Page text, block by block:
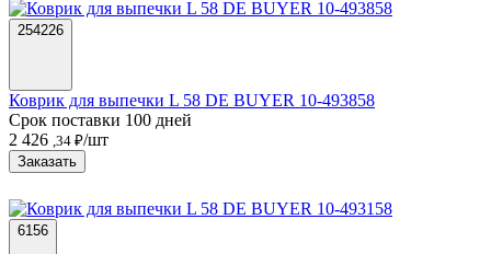
254226
Коврик для выпечки L 58 DE BUYER 10-493858
Срок поставки 100 дней
2 426 ,34 ₽/шт
Заказать
6156